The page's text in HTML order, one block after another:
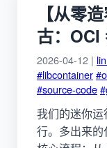
【从零
古：OCI
2026-04-12 |
#libcontainer
#source-code
我们的迷你
行。多出来